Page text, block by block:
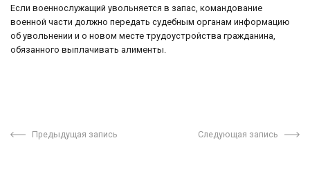
Если военнослужащий увольняется в запас, командование
военной части должно передать судебным органам информацию
об увольнении и о новом месте трудоустройства гражданина,
обязанного выплачивать алименты.
Предыдущая запись Следующая запись